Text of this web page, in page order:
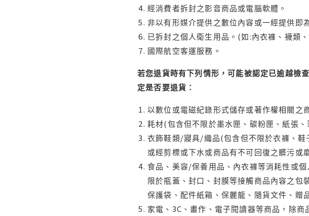
經消費者拆封之影音商品或電腦軟體。
非以有形媒介提供之數位內容或一經提供即
已拆封之個人衛生用品。(如:內衣褲、襪類
國際航空客運服務。
若您退貨時有下列情形，可能被認定已逾越檢
定是否要退貨：
以數位或電磁紀錄形式儲存或著作權相關之
耗材(包含但不限於墨水匣、碳粉匣、紙張
衣飾鞋類/寢具/織品(包含但不限於衣褲、
或經剪標或下水或商品有不可回復之髒污或
食品、美容/保養用品、內衣褲等消耗性或
限於瓶蓋、封口、封膜等接觸商品內容之
保護袋、配件紙箱、保麗龍、隨貨文件、贈
家電、3C、畫作、電子閱讀器等商品，除